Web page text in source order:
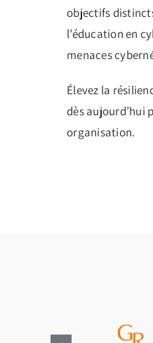
objectifs
l’éducation en
menaces
Élevez la
dès aujourd’hui
organisation.